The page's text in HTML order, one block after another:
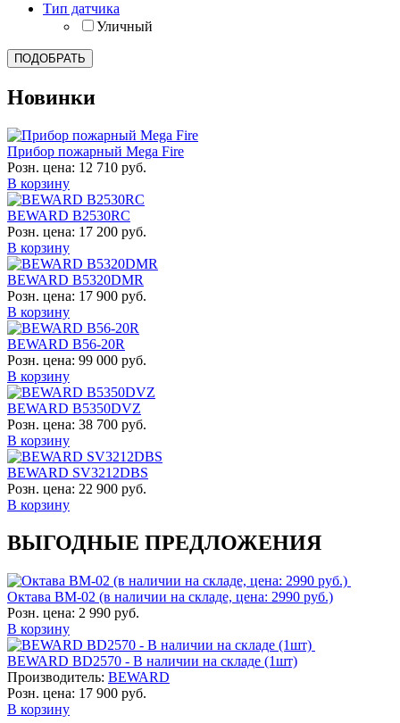
Тип датчика
Уличный
Новинки
Прибор пожарный Mega Fire
Розн. цена: 12 710 руб.
В корзину
BEWARD B2530RC
Розн. цена: 17 200 руб.
В корзину
BEWARD B5320DMR
Розн. цена: 17 900 руб.
В корзину
BEWARD B56-20R
Розн. цена: 99 000 руб.
В корзину
BEWARD B5350DVZ
Розн. цена: 38 700 руб.
В корзину
BEWARD SV3212DBS
Розн. цена: 22 900 руб.
В корзину
ВЫГОДНЫЕ ПРЕДЛОЖЕНИЯ
Октава ВМ-02 (в наличии на складе, цена: 2990 руб.)
Розн. цена: 2 990 руб.
В корзину
BEWARD BD2570 - В наличии на складе (1шт)
Производитель: BEWARD
Розн. цена: 17 900 руб.
В корзину